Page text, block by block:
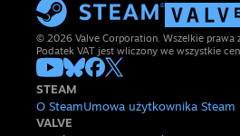
© 2026 Valve Corporation. Wszelkie prawa
Podatek VAT jest wliczony we wszystkie
STEAM
O SteamUmowa użytkownika Steam
VALVE